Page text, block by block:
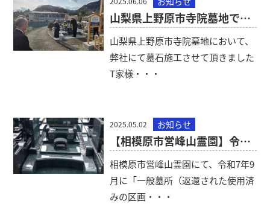
山梨県上野原市寺院墓地で納骨のお手伝いをいたしました。
山梨県上野原市寺院墓地において、
弊社にて墓石施工させて頂きました
T家様・・・
2025.05.02 お知らせ
【相模原市営峰山霊園】令和7年9月に公募を予定しています。
相模原市営峰山霊園にて、令和7年9
月に「一般墓所（返還された使用済
みの区画・・・